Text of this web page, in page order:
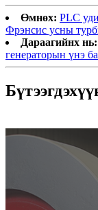
Өмнөх: PLC
Фрэнсис усны
Дараагийнх нь:
генераторын үнэ